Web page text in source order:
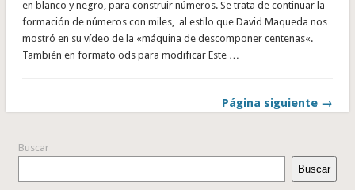
en blanco y negro, para construir números. Se trata de continuar la
formación de números con miles, al estilo que David Maqueda nos
mostró en su vídeo de la «máquina de descomponer centenas«.
También en formato ods para modificar Este …
Página siguiente →
Buscar
Buscar